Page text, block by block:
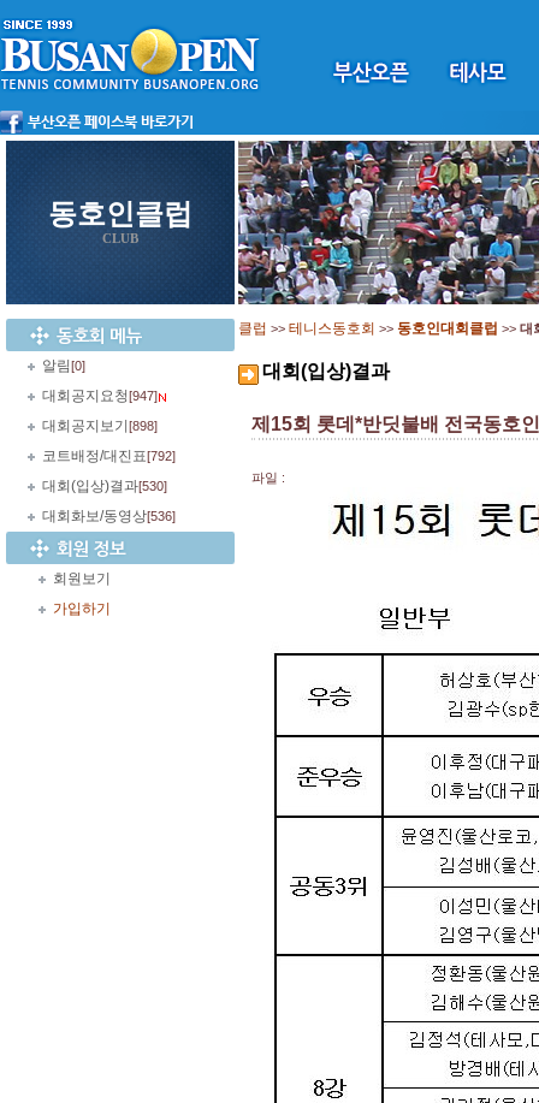
동호인클럽
CLUB
알림[0]
대회공지요청[947]
대회공지보기 [898]
코트배정/대진표[792]
대회(입상)결과[530]
대회화보/동영상[536]
회원보기
가입하기
클럽 >> 테니스동호회 >> 동호인대회클럽 >> 대
대회(입상)결과
제15회 롯데*반딧불배 전국동호
파일 :